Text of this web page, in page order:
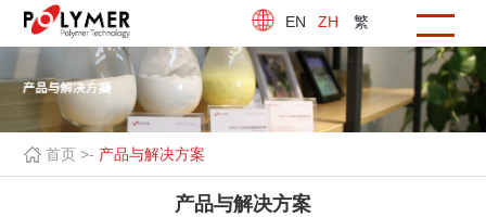
EN ZH 繁
首页 >- 产品与解决方案
产品与解决方案